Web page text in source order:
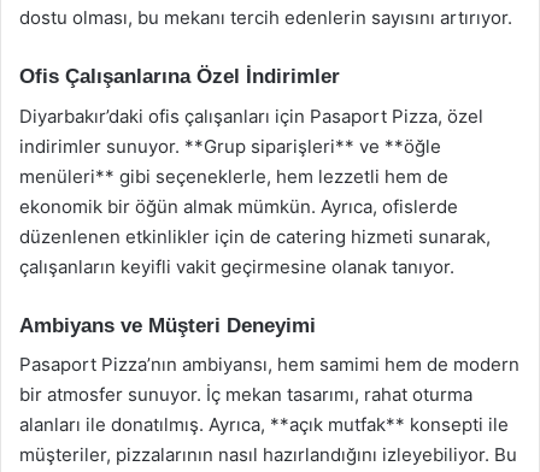
dostu olması, bu mekanı tercih edenlerin sayısını artırıyor.
Ofis Çalışanlarına Özel İndirimler
Diyarbakır’daki ofis çalışanları için Pasaport Pizza, özel
indirimler sunuyor. **Grup siparişleri** ve **öğle
menüleri** gibi seçeneklerle, hem lezzetli hem de
ekonomik bir öğün almak mümkün. Ayrıca, ofislerde
düzenlenen etkinlikler için de catering hizmeti sunarak,
çalışanların keyifli vakit geçirmesine olanak tanıyor.
Ambiyans ve Müşteri Deneyimi
Pasaport Pizza’nın ambiyansı, hem samimi hem de modern
bir atmosfer sunuyor. İç mekan tasarımı, rahat oturma
alanları ile donatılmış. Ayrıca, **açık mutfak** konsepti ile
müşteriler, pizzalarının nasıl hazırlandığını izleyebiliyor. Bu